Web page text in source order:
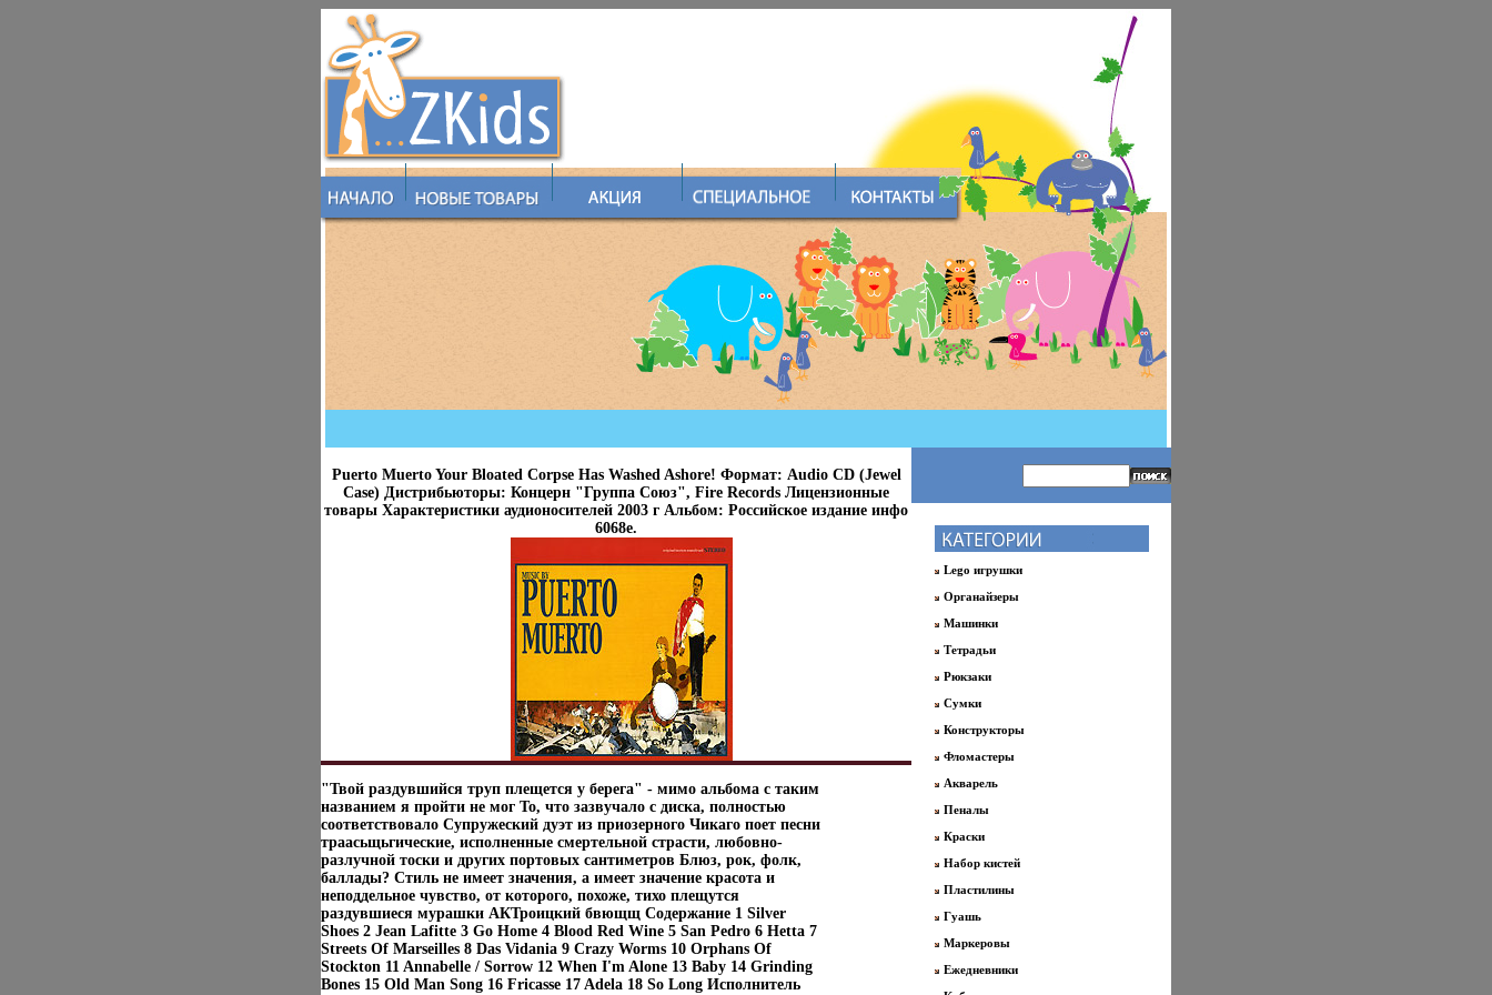
Puerto Muerto Your Bloated Corpse Has Washed Ashore! Формат: Audio CD (Jewel
Case) Дистрибьюторы: Концерн "Группа Союз", Fire Records Лицензионные
товары Характеристики аудионосителей 2003 г Альбом: Российское издание инфо
6068e.
"Твой раздувшийся труп плещется у берега" - мимо альбома с таким
названием я пройти не мог То, что зазвучало с диска, полностью
соответствовало Супружеский дуэт из приозерного Чикаго поет песни
траасьщьгические, исполненные смертельной страсти, любовно-
разлучной тоски и других портовых сантиметров Блюз, рок, фолк,
баллады? Стиль не имеет значения, а имеет значение красота и
неподдельное чувство, от которого, похоже, тихо плещутся
раздувшиеся мурашки АКТроицкий бвющщ Содержание 1 Silver
Shoes 2 Jean Lafitte 3 Go Home 4 Blood Red Wine 5 San Pedro 6 Hetta 7
Streets Of Marseilles 8 Das Vidania 9 Crazy Worms 10 Orphans Of
Stockton 11 Annabelle / Sorrow 12 When I'm Alone 13 Baby 14 Grinding
Bones 15 Old Man Song 16 Fricasse 17 Adela 18 So Long Исполнитель
Lego игрушки
Органайзеры
Машинки
Тетрадьи
Рюкзаки
Сумки
Конструкторы
Фломастеры
Акварель
Пеналы
Краски
Набор кистей
Пластилины
Гуашь
Маркеровы
Ежедневники